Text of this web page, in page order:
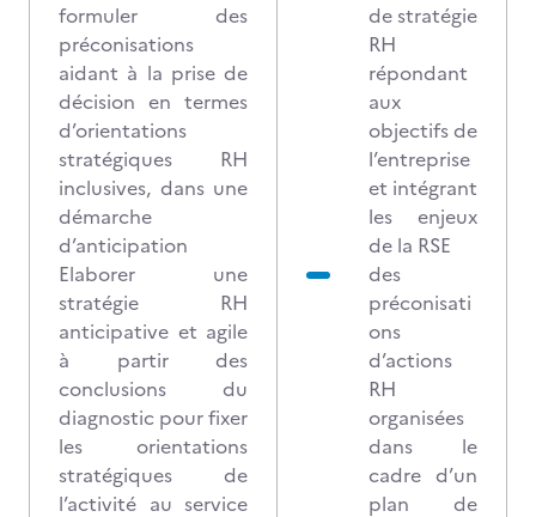
formuler des
préconisations
aidant à la prise de
décision en termes
d’orientations
stratégiques RH
inclusives, dans une
démarche
d’anticipation
Elaborer une
stratégie RH
anticipative et agile
à partir des
conclusions du
diagnostic pour fixer
les orientations
stratégiques de
l’activité au service
de stratégie
RH
répondant
aux
objectifs de
l’entreprise
et intégrant
les enjeux
de la RSE
des
préconisati
ons
d’actions
RH
organisées
dans le
cadre d’un
plan de